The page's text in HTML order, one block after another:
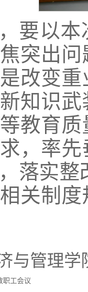
要以
突出
改变
知识
教育
，率
落实整
关制
与管理
职工会议